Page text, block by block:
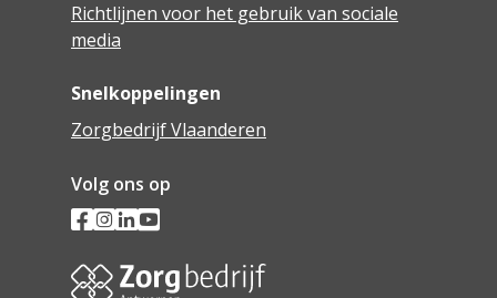
Richtlijnen voor het gebruik van sociale
media
Snelkoppelingen
Zorgbedrijf Vlaanderen
Volg ons op